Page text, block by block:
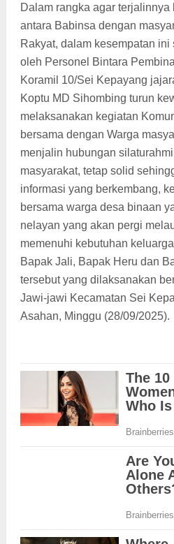
Dalam rangka agar
antara Babinsa dengan
Rakyat, dalam kesempatan
oleh Personel Bintara
Koramil 10/Sei Kepayang
Koptu MD Sihombing turun
melaksanakan kegiatan
bersama dengan Warga
menjalin hubungan
masyarakat, tetap solid
informasi yang berkembang,
bersama warga desa binaan
nelayan yang akan pergi
memenuhi kebutuhan
Bapak Jali, Bapak Heru dan
tersebut yang dilaksanakan
Jawi-jawi Kecamatan Sei
Asahan, Minggu (28/09/2025).